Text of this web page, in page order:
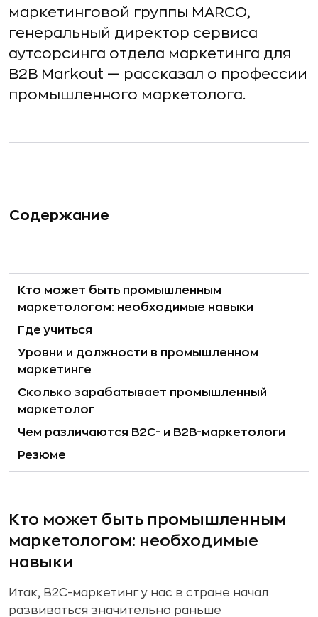
маркетинговой группы MARCO,
генеральный директор сервиса
аутсорсинга отдела маркетинга для
B2B Markout — рассказал о профессии
промышленного маркетолога.
Содержание
Кто может быть промышленным
маркетологом: необходимые навыки
Где учиться
Уровни и должности в промышленном
маркетинге
Сколько зарабатывает промышленный
маркетолог
Чем различаются B2C- и B2B-маркетологи
Резюме
Кто может быть промышленным
маркетологом: необходимые
навыки
Итак, B2C-маркетинг у нас в стране начал
развиваться значительно раньше